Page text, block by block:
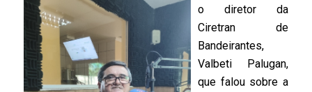
o diretor da
Ciretran de
Bandeirantes,
Valbeti Palugan,
que falou sobre a